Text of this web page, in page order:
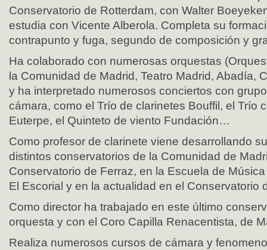
Conservatorio de Rotterdam, con Walter
estudia con Vicente Alberola. Completa su
contrapunto y fuga, segundo de composición y
Ha colaborado con numerosas orquestas
la Comunidad de Madrid, Teatro Madrid, Abadía,
y ha interpretado numerosos conciertos con
cámara, como el Trío de clarinetes Bouffil, el Trío
Euterpe, el Quinteto de viento Fundación…
Como profesor de clarinete viene desarrollando
distintos conservatorios de la Comunidad de
Conservatorio de Ferraz, en la Escuela de
El Escorial y en la actualidad en el Conservatorio
Como director ha trabajado en este último
orquesta y con el Coro Capilla Renacentista, de
Realiza numerosos cursos de cámara y